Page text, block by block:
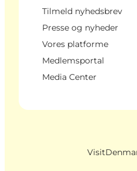
Tilmeld nyhedsbrev
Presse og nyheder
Vores platforme
Medlemsportal
Media Center